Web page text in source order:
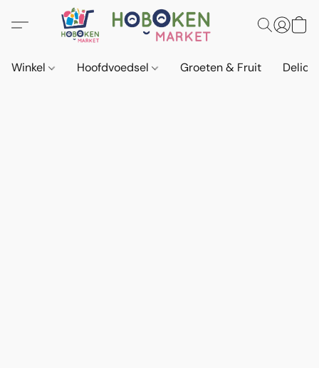
Winkel Hoofdvoedsel Groeten & Fruit